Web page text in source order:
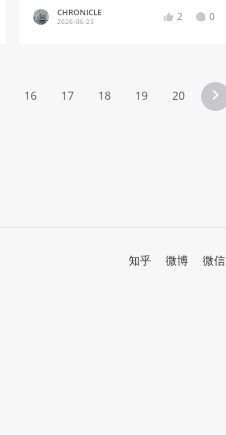
CHRONICLE
2026-06-23 2 0
16 17 18 19 20
知乎 微博 微信